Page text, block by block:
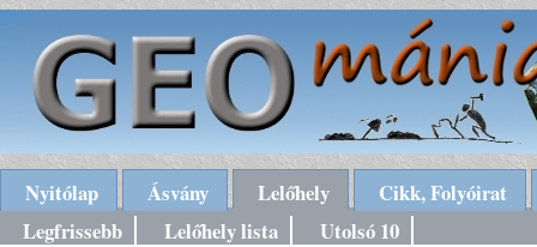
Nyitólap Ásvány Lelőhely
Cikk, Folyóirat
Legfrissebb
Lelőhely lista Utolsó 10